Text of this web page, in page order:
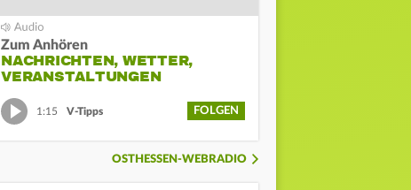
Zum Anhören
NACHRICHTEN, WETTER,
VERANSTALTUNGEN
1:15 V-Tipps FOLGEN
OSTHESSEN-WEBRADIO